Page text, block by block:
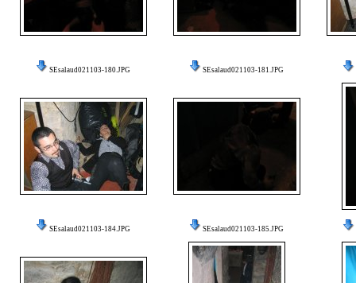
SEsalaud021103-180.JPG SEsalaud021103-181.JPG
SEsalaud021103-184.JPG SEsalaud021103-185.JPG